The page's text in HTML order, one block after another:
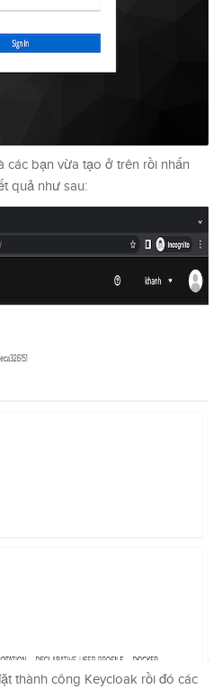
các bạn vừa tạo ở trên rồi nhấn
quả như sau:
thành công Keycloak rồi đó các